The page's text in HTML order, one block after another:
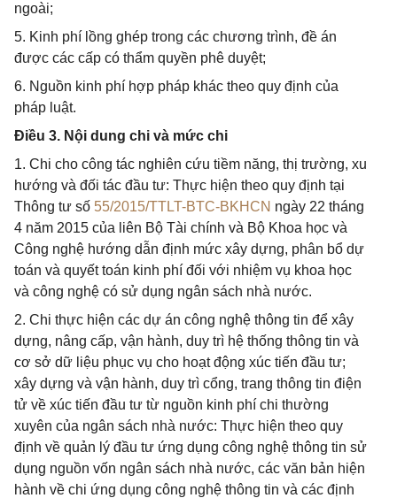
ngoài;
5. Kinh phí lồng ghép trong các chương trình, đề án
được các cấp có thẩm quyền phê duyệt;
6. Nguồn kinh phí hợp pháp khác theo quy định của
pháp luật.
Điều 3. Nội dung chi và mức chi
1. Chi cho công tác nghiên cứu tiềm năng, thị trường, xu
hướng và đối tác đầu tư: Thực hiện theo quy định tại
Thông tư số 55/2015/TTLT-BTC-BKHCN ngày 22 tháng
4 năm 2015 của liên Bộ Tài chính và Bộ Khoa học và
Công nghệ hướng dẫn định mức xây dựng, phân bổ dự
toán và quyết toán kinh phí đối với nhiệm vụ khoa học
và công nghệ có sử dụng ngân sách nhà nước.
2. Chi thực hiện các dự án công nghệ thông tin để xây
dựng, nâng cấp, vận hành, duy trì hệ thống thông tin và
cơ sở dữ liệu phục vụ cho hoạt động xúc tiến đầu tư;
xây dựng và vận hành, duy trì cổng, trang thông tin điện
tử về xúc tiến đầu tư từ nguồn kinh phí chi thường
xuyên của ngân sách nhà nước: Thực hiện theo quy
định về quản lý đầu tư ứng dụng công nghệ thông tin sử
dụng nguồn vốn ngân sách nhà nước, các văn bản hiện
hành về chi ứng dụng công nghệ thông tin và các định